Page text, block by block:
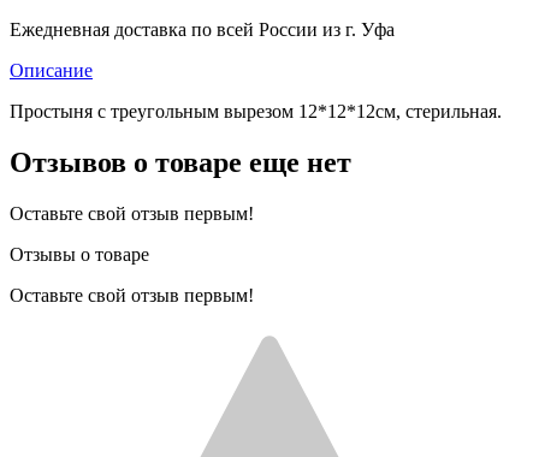
Ежедневная доставка по всей России из г. Уфа
Описание
Простыня с треугольным вырезом 12*12*12см, стерильная.
Отзывов о товаре еще нет
Оставьте свой отзыв первым!
Отзывы о товаре
Оставьте свой отзыв первым!